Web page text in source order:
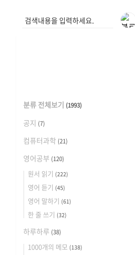
분류 전체보기 (1993)
공지 (7)
컴퓨터과학 (21)
영어공부 (120)
원서 읽기 (222)
영어 듣기 (45)
영어 말하기 (61)
한 줄 쓰기 (32)
하루하루 (38)
1000개의 메모 (138)